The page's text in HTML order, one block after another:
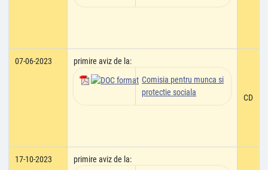
07-06-2023
primire aviz de la:
Comisia pentru munca si
protectie sociala
CD
17-10-2023
primire aviz de la: